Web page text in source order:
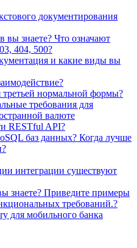
документирования
вы знаете? Что означают
404, 500?
и какие виды вы
третьей нормальной формы?
требования для
валюте
RESTful API?
баз данных? Когда лучше
интеграции существуют
знаете? Приведите примеры
требований.?
для мобильного банка